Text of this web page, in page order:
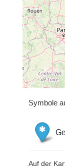
Symbole
Auf der